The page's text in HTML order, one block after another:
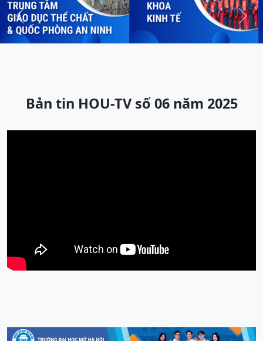
Previous Next
Bản tin HOU-TV số 06 năm 2025